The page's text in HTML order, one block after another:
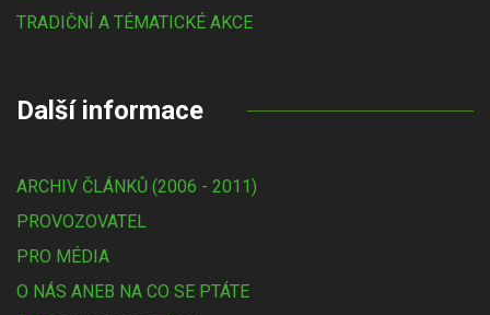
TRADIČNÍ A TÉMATICKÉ AKCE
Další informace
ARCHIV ČLÁNKŮ (2006 - 2011)
PROVOZOVATEL
PRO MÉDIA
O NÁS ANEB NA CO SE PTÁTE